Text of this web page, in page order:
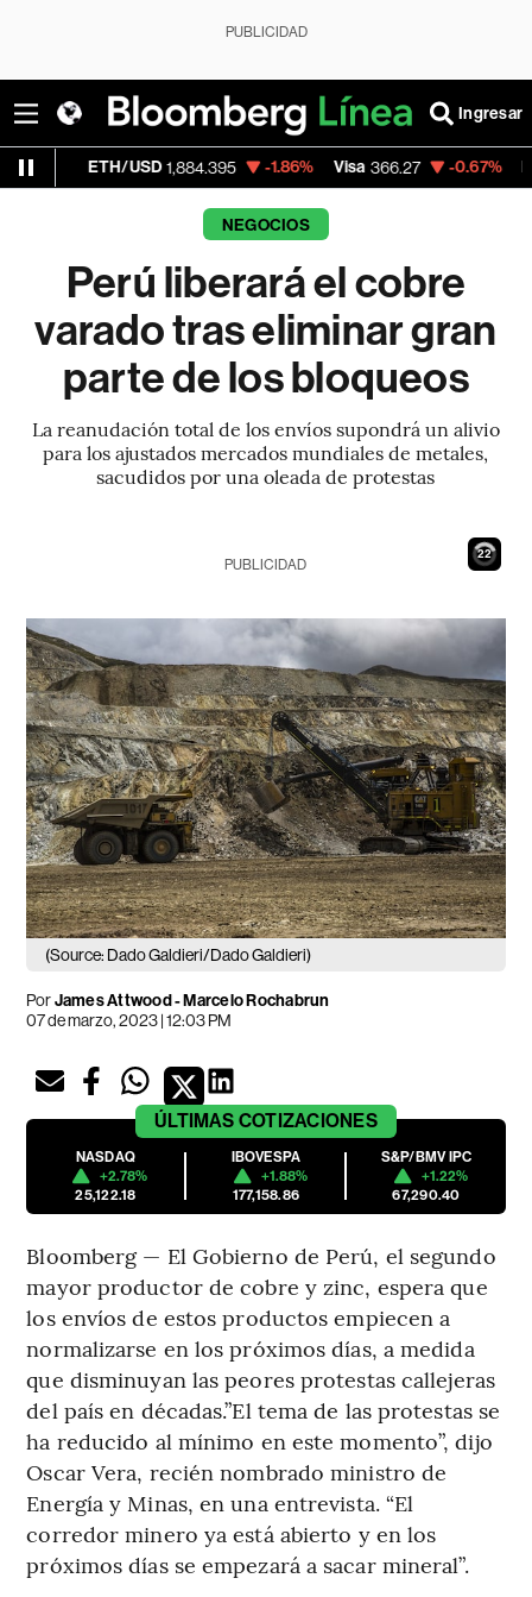
PUBLICIDAD
Ingresar
1,884.395 -1.86% Visa 366.27 -0.67%
NEGOCIOS
Perú liberará el cobre
varado tras eliminar gran
parte de los bloqueos
La reanudación total de los envíos supondrá un alivio
para los ajustados mercados mundiales de metales,
sacudidos por una oleada de protestas
21
PUBLICIDAD
(Source: Dado Galdieri/Dado Galdieri)
PorJames Attwood - Marcelo Rochabrun
07 de marzo, 2023 | 12:03 PM
ÚLTIMAS COTIZACIONES
NASDAQ
+2.78%
25,122.18
IBOVESPA
+1.88%
177,158.86
S&P/BMV IPC
+1.22%
67,290.40
Bloomberg — El Gobierno de Perú, el segundo
mayor productor de cobre y zinc, espera que
los envíos de estos productos empiecen a
normalizarse en los próximos días, a medida
que disminuyan las peores protestas callejeras
del país en décadas.”El tema de las protestas se
ha reducido al mínimo en este momento”, dijo
Oscar Vera, recién nombrado ministro de
Energía y Minas, en una entrevista. “El
corredor minero ya está abierto y en los
próximos días se empezará a sacar mineral”.